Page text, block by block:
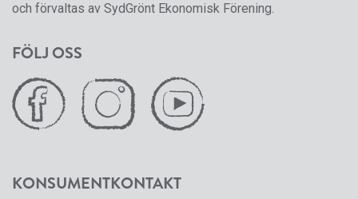
och förvaltas av SydGrönt Ekonomisk Förening.
FÖLJ OSS
KONSUMENTKONTAKT